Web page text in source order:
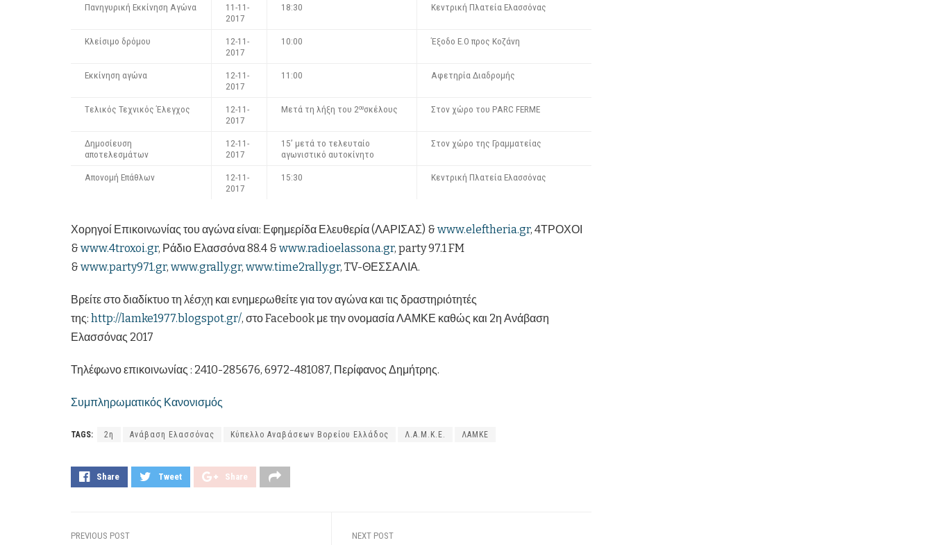
Πανηγυρική Εκκίνηση Αγώνα
11-11-
2017
18:30 Κεντρική Πλατεία Ελασσόνας
Κλείσιμο δρόμου
12-11-
2017
10:00 Έξοδο Ε.Ο προς Κοζάνη
Εκκίνηση αγώνα
12-11-
2017
11:00 Αφετηρία Διαδρομής
Tελικός Τεχνικός Έλεγχος
12-11-
2017
Μετά τη λήξη του 2ουσκέλους Στον χώρο του PARC FERME
Δημοσίευση
αποτελεσμάτων
12-11-
2017
15’ μετά το τελευταίο
αγωνιστικό αυτοκίνητο
Στον χώρο της Γραμματείας
Απονομή Επάθλων
12-11-
2017
15:30 Κεντρική Πλατεία Ελασσόνας
Χορηγοί Επικοινωνίας του αγώνα είναι: Εφημερίδα Ελευθερία (ΛΑΡΙΣΑΣ) &www.eleftheria.gr, 4ΤΡΟΧΟΙ
&www.4troxoi.gr, Ράδιο Ελασσόνα 88.4 &www.radioelassona.gr, party 97.1 FM
&www.party971.gr, www.grally.gr, www.time2rally.gr, TV-ΘΕΣΣΑΛΙΑ.
Βρείτε στο διαδίκτυο τη λέσχη και ενημερωθείτε για τον αγώνα και τις δραστηριότητές
της: http://lamke1977.blogspot.gr/, στο Facebook με την ονομασία ΛΑΜΚΕ καθώς και 2η Ανάβαση
Ελασσόνας 2017
Τηλέφωνο επικοινωνίας : 2410-285676, 6972-481087, Περίφανος Δημήτρης.
Συμπληρωματικός Κανονισμός
TAGS: 2η Ανάβαση Ελασσόνας Κύπελλο Αναβάσεων Βορείου Ελλάδος Λ.Α.Μ.Κ.Ε. ΛΑΜΚΕ
Share Tweet Share
PREVIOUS POST NEXT POST